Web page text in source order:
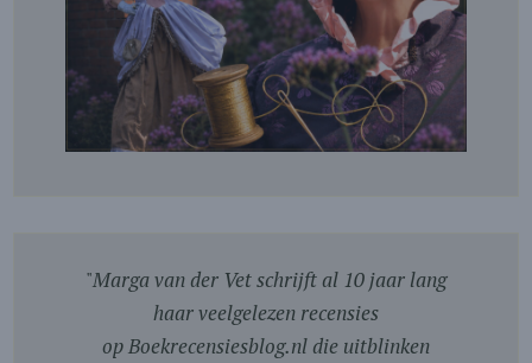
"Marga van der Vet schrijft al 10 jaar lang
haar veelgelezen recensies
op Boekrecensiesblog.nl die uitblinken